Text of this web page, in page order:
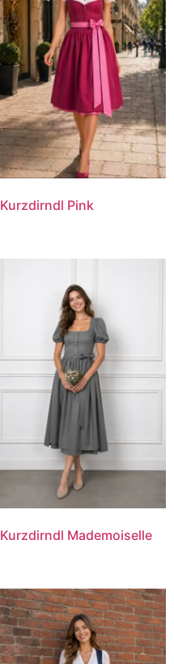
Kurzdirndl Pink
Kurzdirndl Mademoiselle